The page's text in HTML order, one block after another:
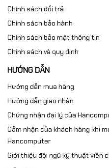
Chính sách đổi trả
Chính sách bảo hành
Chính sách bảo mật thông tin
Chính sách và quy định
HƯỚNG DẪN
Hướng dẫn mua hàng
Hướng dẫn giao nhận
Chứng nhận đại lý của
Cảm nhận của khách hàng khi
Hancomputer
Giới thiệu đội ngũ kỹ thuật viên